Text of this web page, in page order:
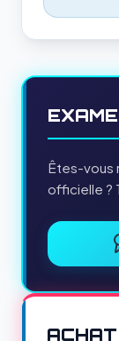
Êtes-vous
officielle ?